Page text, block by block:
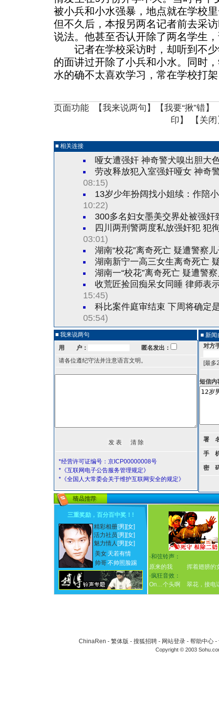
被小兵和小水强暴，地点就在学校
但不久后，本报另两名记者前去采
说法。他甚至否认开除了两名学生
记者在学校采访时，却听到不少
的面讲过开除了小兵和小水。同时
水的确不太喜欢学习，常在学校打
页面功能 【我来说两句 】【我要“揪”错】
印 】 【 关闭
■ 相关连接
哑女遭强奸 神奇警犬嗅出胆大
劳改释放犯入室强奸哑女 神奇
08:15)
13岁少年扮阔找小姐续：作陪
10:22)
300多名妇女墨美交界处被强奸
四川两刑警两度私放强奸犯 犯
03:01)
湖南“校花”离奇死亡 疑遭警察
湖南新宁一高三女生离奇死亡
湖南一“校花”离奇死亡 疑遭警
收荒匠捡回痴呆女同睡 律师表
15:45)
科比案件庭审结束 下周将确定
05:54)
■ 我来说两句
用 户：
匿名发出：
请各位遵纪守法并注意语言文明。
*经营许可证编号：京ICP00000008号
*《互联网电子公告服务管理规定》
*《全国人大常委会关于维护互联网安全的规定》
■ 新闻
对方
[最多
短信内
署
手
密
三重奖励，百分百中奖！ !
精彩相册[男] [女]
活力社员 [男] [女]
魅力情人 [男] [女]
美女 天若有情
帅哥不帅照脸踢
·和弦铃声：
原来的我
挥着翅膀的
·疯狂音效：
On…个头啊
翠花，接
ChinaRen - 繁体版 - 搜狐招聘 - 网站登录 - 帮助中心 -
Copyright © 2003